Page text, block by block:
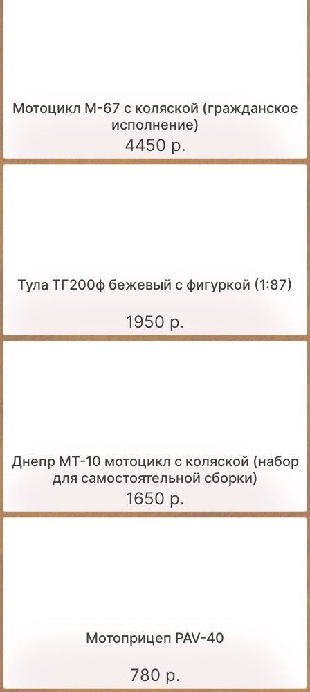
Мотоцикл М-67 с коляской (гражданское
исполнение)
4450 р.
Тула ТГ200ф бежевый с фигуркой (1:87)
1950 р.
Днепр МТ-10 мотоцикл с коляской (набор
для самостоятельной сборки)
1650 р.
Мотоприцеп PAV-40
780 р.